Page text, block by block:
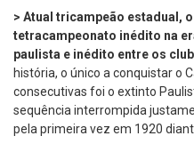
> Atual tricampeão estadual,
tetracampeonato inédito na
paulista e inédito entre os
história, o único a conquistar o
consecutivas foi o extinto
sequência interrompida
pela primeira vez em 1920